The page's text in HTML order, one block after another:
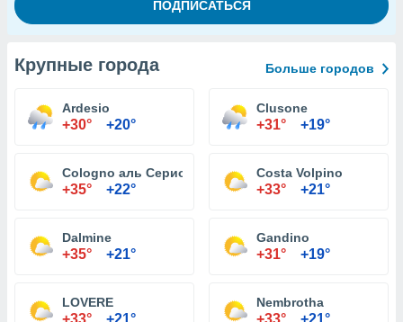
Крупные города Больше городов
Ardesio
+30° +20°
Clusone
+31° +19°
Cologno аль Серио
+35° +22°
Costa Volpino
+33° +21°
Dalmine
+35° +21°
Gandino
+31° +19°
LOVERE
+33° +21°
Nembrotha
+33° +21°